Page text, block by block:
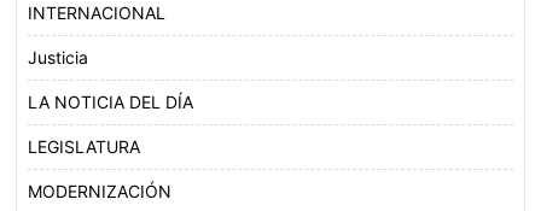
INTERNACIONAL
Justicia
LA NOTICIA DEL DÍA
LEGISLATURA
MODERNIZACIÓN